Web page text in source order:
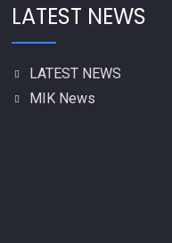
LATEST NEWS
LATEST NEWS
MIK News